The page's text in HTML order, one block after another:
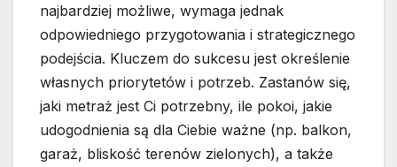
najbardziej możliwe, wymaga jednak
odpowiedniego przygotowania i strategicznego
podejścia. Kluczem do sukcesu jest określenie
własnych priorytetów i potrzeb. Zastanów się,
jaki metraż jest Ci potrzebny, ile pokoi, jakie
udogodnienia są dla Ciebie ważne (np. balkon,
garaż, bliskość terenów zielonych), a także